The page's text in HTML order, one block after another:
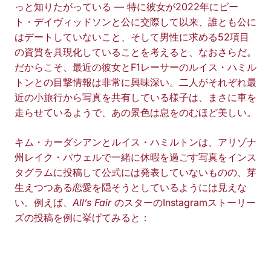
っと知りたがっている — 特に彼女が2022年にピー
ト・デイヴィッドソンと公に交際して以来、誰とも公に
はデートしていないこと、そして男性に求める52項目
の資質を具現化していることを考えると、なおさらだ。
だからこそ、最近の彼女とF1レーサーのルイス・ハミル
トンとの目撃情報は非常に興味深い。二人がそれぞれ最
近の小旅行から写真を共有している様子は、まさに車を
走らせているようで、あの景色は息をのむほど美しい。
キム・カーダシアンとルイス・ハミルトンは、アリゾナ
州レイク・パウェルで一緒に休暇を過ごす写真をインス
タグラムに投稿して公式には発表していないものの、芽
生えつつある恋愛を隠そうとしているようには見えな
い。例えば、 All’s FairのスターのInstagramストーリー
ズの投稿を例に挙げてみると：